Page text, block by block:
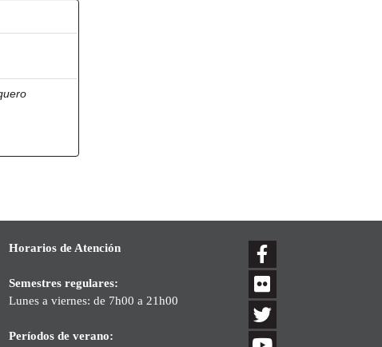
Horarios de Atención
Semestres regulares:
Lunes a viernes: de 7h00 a 21h00
Períodos de verano: